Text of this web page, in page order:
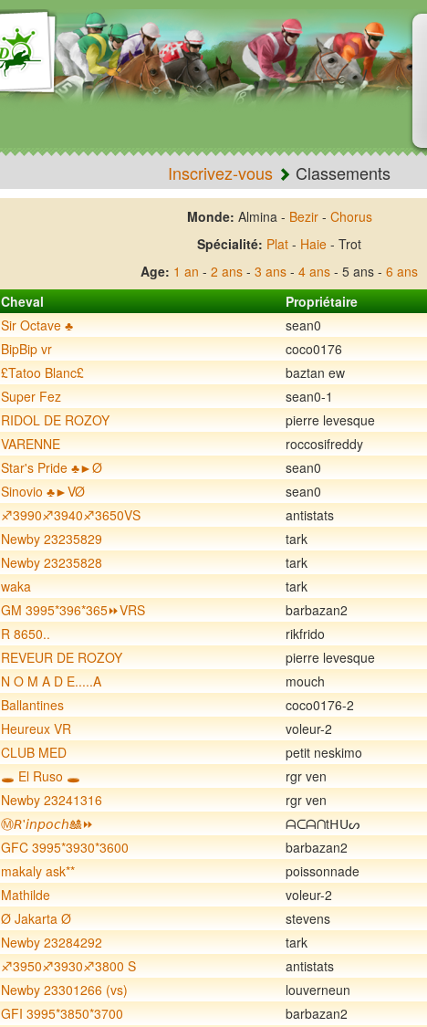
Inscrivez-vous Classements
Monde: Almina - Bezir- Chorus
Spécialité: Plat - Haie - Trot
Age: 1 an - 2 ans - 3 ans - 4 ans - 5 ans - 6 ans
Cheval Propriétaire
Sir Octave ♣ sean0
BipBip vr coco0176
£Tatoo Blanc£ baztan ew
Super Fez sean0-1
RIDOL DE ROZOY pierre levesque
VARENNE roccosifreddy
Star's Pride ♣►Ø sean0
Sinovio ♣►VØ sean0
♐️3990♐️3940♐️3650VS antistats
Newby 23235829 tark
Newby 23235828 tark
waka tark
GM 3995*396*365⏩VRS barbazan2
R 8650.. rikfrido
REVEUR DE ROZOY pierre levesque
N O M A D E.....A mouch
Ballantines coco0176-2
Heureux VR voleur-2
CLUB MED petit neskimo
🕳️ El Ruso 🕳️ rgr ven
Newby 23241316 rgr ven
Ⓜ️𝘙'𝘪𝘯𝘱𝘰𝘤𝘩🎎⏩ ᗩᑕᗩᑎtᕼᑌᔕ
GFC 3995*3930*3600 barbazan2
makaly ask** poissonnade
Mathilde voleur-2
Ø Jakarta Ø stevens
Newby 23284292 tark
♐️3950♐️3930♐️3800 S antistats
Newby 23301266 (vs) louverneun
GFI 3995*3850*3700 barbazan2